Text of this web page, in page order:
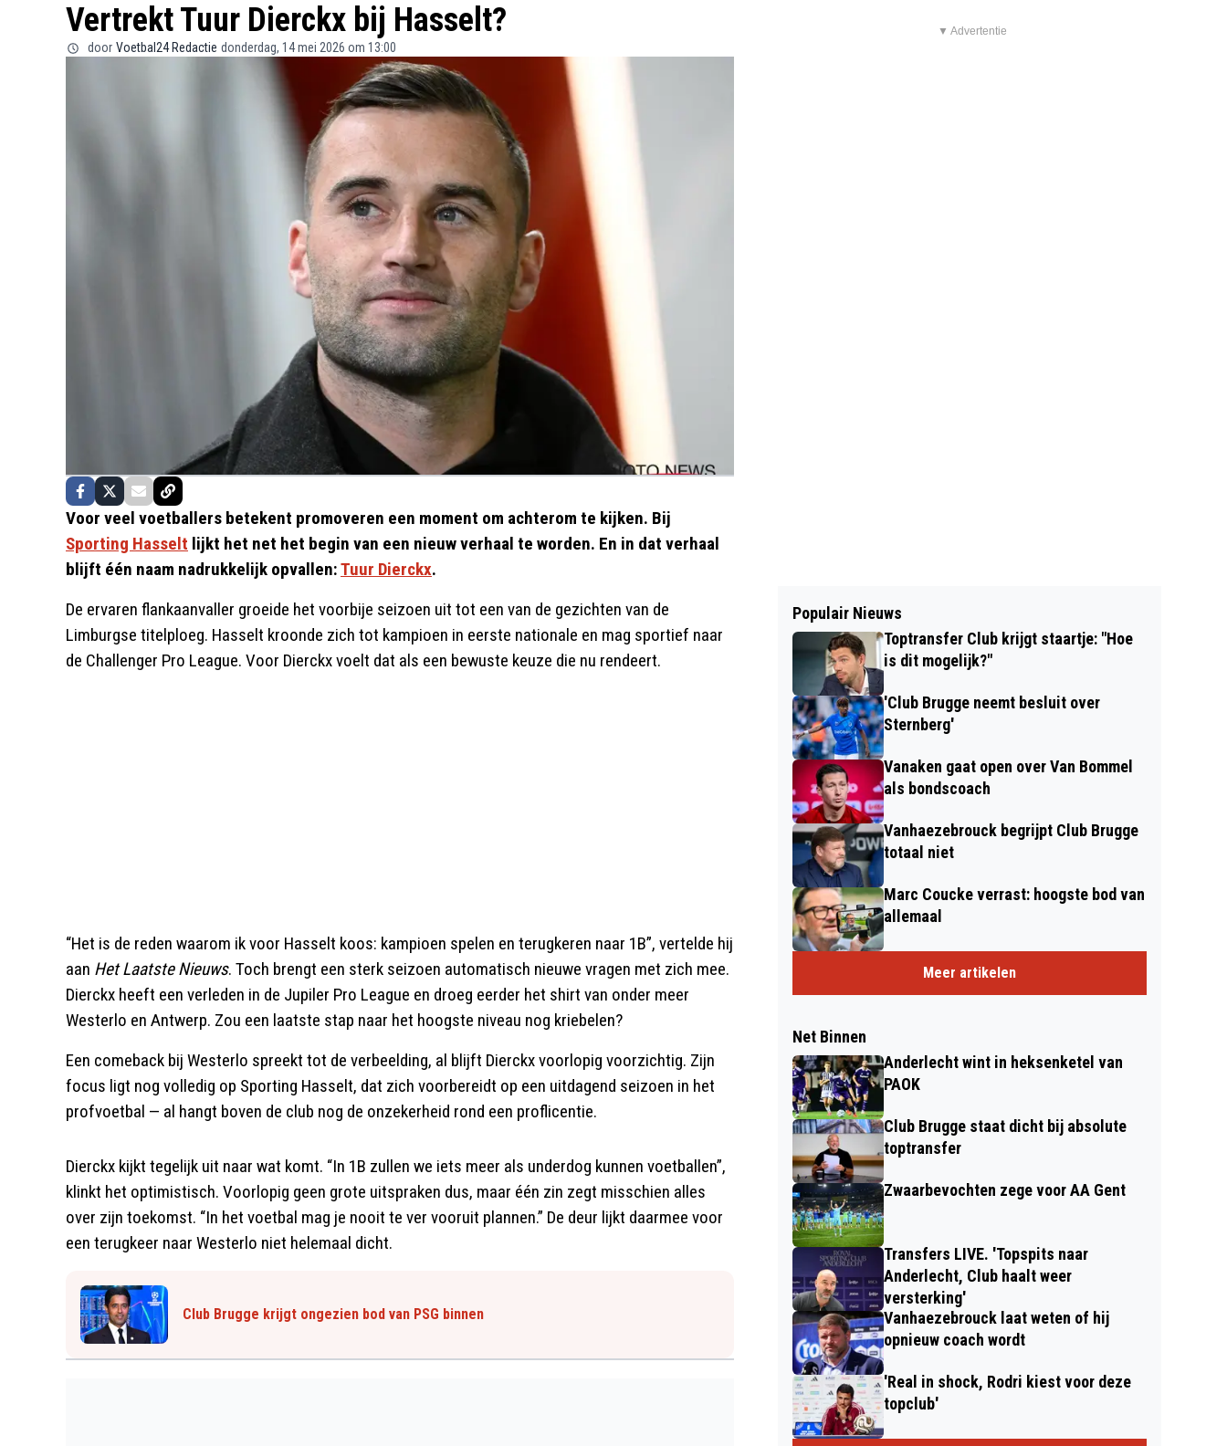
Vertrekt Tuur Dierckx bij Hasselt?
door Voetbal24 Redactie donderdag, 14 mei 2026 om 13:00
Voor veel voetballers betekent promoveren een moment om achterom te kijken. Bij
Sporting Hasselt lijkt het net het begin van een nieuw verhaal te worden. En in dat verhaal
blijft één naam nadrukkelijk opvallen:Tuur Dierckx.
De ervaren flankaanvaller groeide het voorbije seizoen uit tot een van de gezichten van de
Limburgse titelploeg. Hasselt kroonde zich tot kampioen in eerste nationale en mag sportief naar
de Challenger Pro League. Voor Dierckx voelt dat als een bewuste keuze die nu rendeert.
“Het is de reden waarom ik voor Hasselt koos: kampioen spelen en terugkeren naar 1B”, vertelde hij
aan Het Laatste Nieuws. Toch brengt een sterk seizoen automatisch nieuwe vragen met zich mee.
Dierckx heeft een verleden in de Jupiler Pro League en droeg eerder het shirt van onder meer
Westerlo en Antwerp. Zou een laatste stap naar het hoogste niveau nog kriebelen?
Een comeback bij Westerlo spreekt tot de verbeelding, al blijft Dierckx voorlopig voorzichtig. Zijn
focus ligt nog volledig op Sporting Hasselt, dat zich voorbereidt op een uitdagend seizoen in het
profvoetbal — al hangt boven de club nog de onzekerheid rond een proflicentie.
Dierckx kijkt tegelijk uit naar wat komt. “In 1B zullen we iets meer als underdog kunnen voetballen”,
klinkt het optimistisch. Voorlopig geen grote uitspraken dus, maar één zin zegt misschien alles
over zijn toekomst. “In het voetbal mag je nooit te ver vooruit plannen.” De deur lijkt daarmee voor
een terugkeer naar Westerlo niet helemaal dicht.
Club Brugge krijgt ongezien bod van PSG binnen
▼ Advertentie
Populair Nieuws
Toptransfer Club krijgt staartje: "Hoe
is dit mogelijk?"
'Club Brugge neemt besluit over
Sternberg'
Vanaken gaat open over Van Bommel
als bondscoach
Vanhaezebrouck begrijpt Club Brugge
totaal niet
Marc Coucke verrast: hoogste bod van
allemaal
Meer artikelen
Net Binnen
Anderlecht wint in heksenketel van
PAOK
Club Brugge staat dicht bij absolute
toptransfer
Zwaarbevochten zege voor AA Gent
Transfers LIVE. 'Topspits naar
Anderlecht, Club haalt weer
versterking'
Vanhaezebrouck laat weten of hij
opnieuw coach wordt
'Real in shock, Rodri kiest voor deze
topclub'